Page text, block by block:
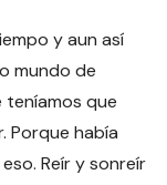
y aun así
mundo de
teníamos que
Porque había
Reír y sonreír